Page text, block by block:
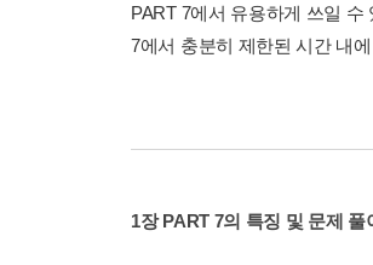
PART 7에서 유용하게 쓰일
7에서 충분히 제한된 시간 내
1장 PART 7의 특징 및 문제 풀